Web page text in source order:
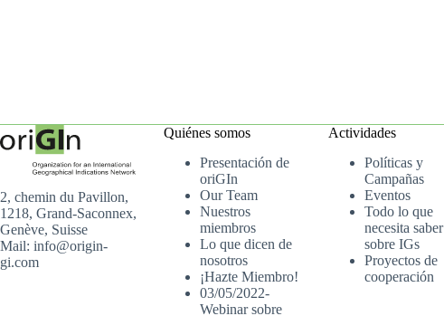
2, chemin du Pavillon,
1218, Grand-Saconnex,
Genève, Suisse
Mail: info@origin-
gi.com
Quiénes somos
Presentación de
oriGIn
Our Team
Nuestros
miembros
Lo que dicen de
nosotros
¡Hazte Miembro!
03/05/2022-
Webinar sobre
Actividades
Políticas y
Campañas
Eventos
Todo lo que
necesita saber
sobre IGs
Proyectos de
cooperación